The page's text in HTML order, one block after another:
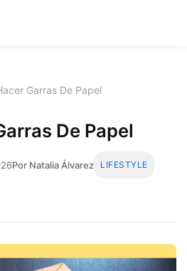
Garras De Papel
De Papel
Por Natalia Álvarez LIFESTYLE